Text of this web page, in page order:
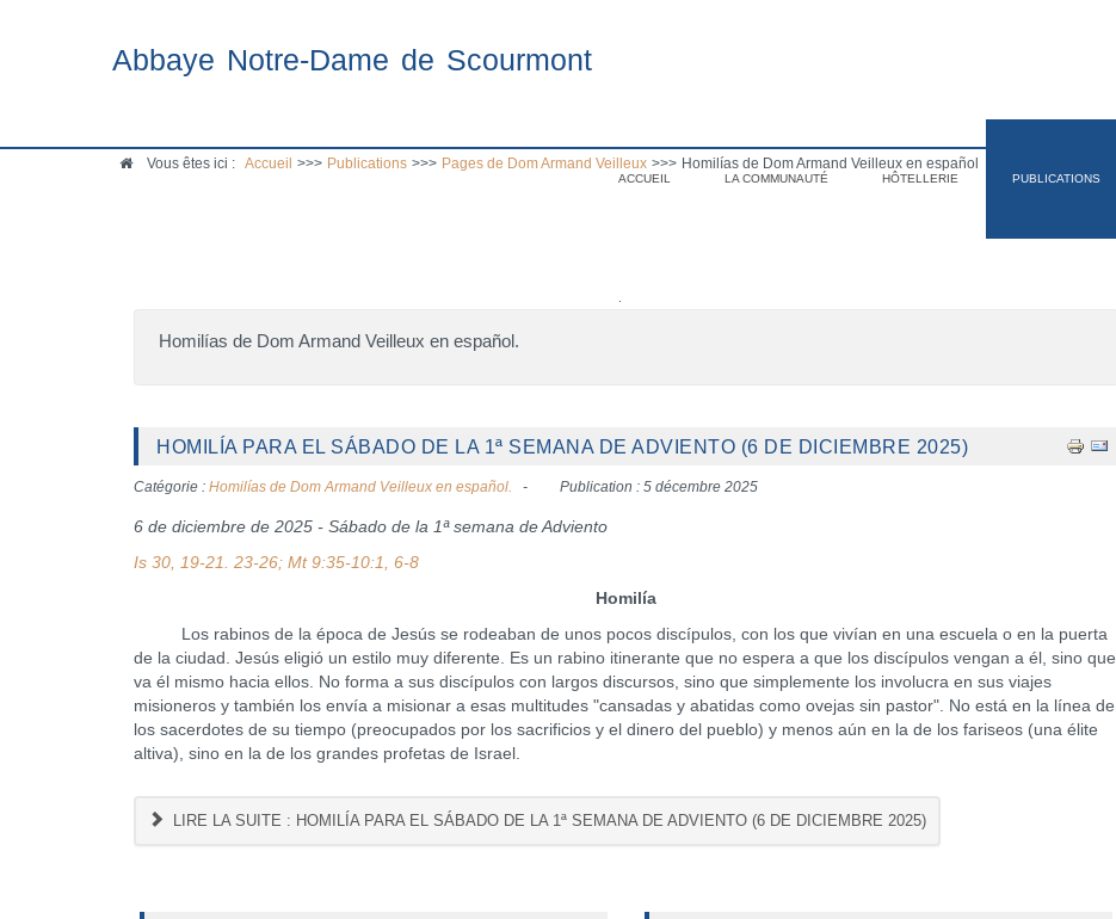
Abbaye Notre-Dame de Scourmont
ACCUEIL LA COMMUNAUTÉ HÔTELLERIE PUBLICATIONS
Vous êtes ici : Accueil >>> Publications >>> Pages de Dom Armand Veilleux >>> Homilías de Dom Armand Veilleux en español
Homilías de Dom Armand Veilleux en español.
HOMILÍA PARA EL SÁBADO DE LA 1ª SEMANA DE ADVIENTO (6 DE DICIEMBRE 2025)
Catégorie : Homilías de Dom Armand Veilleux en español. Publication : 5 décembre 2025
6 de diciembre de 2025 - Sábado de la 1ª semana de Adviento
Is 30, 19-21. 23-26; Mt 9:35-10:1, 6-8
Homilía
Los rabinos de la época de Jesús se rodeaban de unos pocos discípulos, con los que vivían en una escuela o en la puerta
de la ciudad. Jesús eligió un estilo muy diferente. Es un rabino itinerante que no espera a que los discípulos vengan a él, sino que
va él mismo hacia ellos. No forma a sus discípulos con largos discursos, sino que simplemente los involucra en sus viajes
misioneros y también los envía a misionar a esas multitudes "cansadas y abatidas como ovejas sin pastor". No está en la línea de
los sacerdotes de su tiempo (preocupados por los sacrificios y el dinero del pueblo) y menos aún en la de los fariseos (una élite
altiva), sino en la de los grandes profetas de Israel.
LIRE LA SUITE : HOMILÍA PARA EL SÁBADO DE LA 1ª SEMANA DE ADVIENTO (6 DE DICIEMBRE 2025)